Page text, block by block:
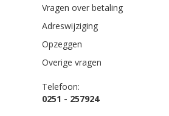
Vragen over betaling
Adreswijziging
Opzeggen
Overige vragen
Telefoon:
0251 - 257924